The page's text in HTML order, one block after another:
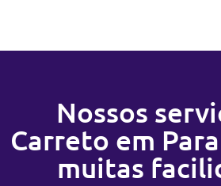
Nossos
Carreto em
muitas